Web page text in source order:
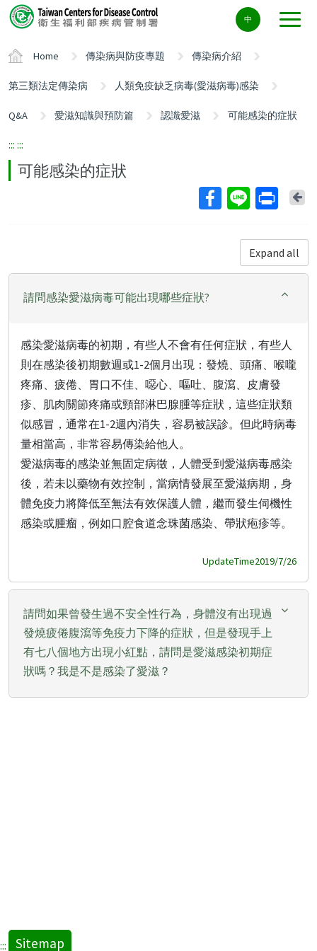
Center
block
中
Home 傳染病與防疫專題 傳染病介紹
第三類法定傳染病 人類免疫缺乏病毒(愛滋病毒)感染
Q&A 愛滋知識與預防篇 認識愛滋 可能感染的症狀
::: :::
可能感染的症狀
Expand all
請問感染愛滋病毒可能出現哪些症狀?
感染愛滋病毒的初期，有些人不會有任何症狀，有些人
則在感染後初期數週或1-2個月出現：發燒、頭痛、喉嚨
疼痛、疲倦、胃口不佳、噁心、嘔吐、腹瀉、皮膚發
疹、肌肉關節疼痛或頸部淋巴腺腫等症狀，這些症狀類
似感冒，通常在1-2週內消失，容易被誤診。但此時病毒
量相當高，非常容易傳染給他人。
愛滋病毒的感染並無固定病徵，人體受到愛滋病毒感染
後，若未以藥物有效控制，當病情發展至愛滋病期，身
體免疫力將降低至無法有效保護人體，繼而發生伺機性
感染或腫瘤，例如口腔食道念珠菌感染、帶狀疱疹等。
UpdateTime2019/7/26
請問如果曾發生過不安全性行為，身體沒有出現過
發燒疲倦腹瀉等免疫力下降的症狀，但是發現手上
有七八個地方出現小紅點，請問是愛滋感染初期症
狀嗎？我是不是感染了愛滋？
::: Sitemap